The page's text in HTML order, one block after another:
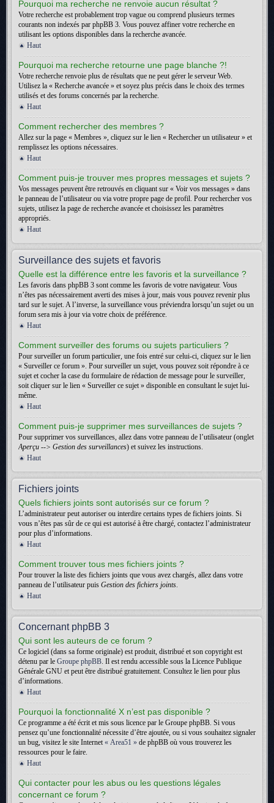
Pourquoi ma recherche ne renvoie aucun résultat ?
Votre recherche est probablement trop vague ou comprend plusieurs termes
courants non indexés par phpBB 3. Vous pouvez affiner votre recherche en
utilisant les options disponibles dans la recherche avancée.
Haut
Pourquoi ma recherche retourne une page blanche ?!
Votre recherche renvoie plus de résultats que ne peut gérer le serveur Web.
Utilisez la « Recherche avancée » et soyez plus précis dans le choix des termes
utilisés et des forums concernés par la recherche.
Haut
Comment rechercher des membres ?
Allez sur la page « Membres », cliquez sur le lien « Rechercher un utilisateur » et
remplissez les options nécessaires.
Haut
Comment puis-je trouver mes propres messages et sujets ?
Vos messages peuvent être retrouvés en cliquant sur « Voir vos messages » dans
le panneau de l’utilisateur ou via votre propre page de profil. Pour rechercher vos
sujets, utilisez la page de recherche avancée et choisissez les paramètres
appropriés.
Haut
Surveillance des sujets et favoris
Quelle est la différence entre les favoris et la surveillance ?
Les favoris dans phpBB 3 sont comme les favoris de votre navigateur. Vous
n’êtes pas nécessairement averti des mises à jour, mais vous pouvez revenir plus
tard sur le sujet. A l’inverse, la surveillance vous préviendra lorsqu’un sujet ou un
forum sera mis à jour via votre choix de préférence.
Haut
Comment surveiller des forums ou sujets particuliers ?
Pour surveiller un forum particulier, une fois entré sur celui-ci, cliquez sur le lien
« Surveiller ce forum ». Pour surveiller un sujet, vous pouvez soit répondre à ce
sujet et cocher la case du formulaire de rédaction de message pour le surveiller,
soit cliquer sur le lien « Surveiller ce sujet » disponible en consultant le sujet lui-
même.
Haut
Comment puis-je supprimer mes surveillances de sujets ?
Pour supprimer vos surveillances, allez dans votre panneau de l’utilisateur (onglet
Aperçu --> Gestion des surveillances) et suivez les instructions.
Haut
Fichiers joints
Quels fichiers joints sont autorisés sur ce forum ?
L’administrateur peut autoriser ou interdire certains types de fichiers joints. Si
vous n’êtes pas sûr de ce qui est autorisé à être chargé, contactez l’administrateur
pour plus d’informations.
Haut
Comment trouver tous mes fichiers joints ?
Pour trouver la liste des fichiers joints que vous avez chargés, allez dans votre
panneau de l’utilisateur puis Gestion des fichiers joints.
Haut
Concernant phpBB 3
Qui sont les auteurs de ce forum ?
Ce logiciel (dans sa forme originale) est produit, distribué et son copyright est
détenu par le Groupe phpBB. Il est rendu accessible sous la Licence Publique
Générale GNU et peut être distribué gratuitement. Consultez le lien pour plus
d’informations.
Haut
Pourquoi la fonctionnalité X n’est pas disponible ?
Ce programme a été écrit et mis sous licence par le Groupe phpBB. Si vous
pensez qu’une fonctionnalité nécessite d’être ajoutée, ou si vous souhaitez signaler
un bug, visitez le site Internet« Area51 » de phpBB où vous trouverez les
ressources pour le faire.
Haut
Qui contacter pour les abus ou les questions légales
concernant ce forum ?